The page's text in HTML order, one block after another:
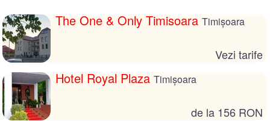
The One & Only Timisoara Timișoara
Vezi tarife
Hotel Royal Plaza Timișoara
de la 156 RON